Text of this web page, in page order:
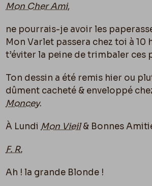
Mon Cher Ami,
ne pourrais-je avoir les
Mon Varlet passera chez toi à 10
t’éviter la peine de trimbaler ces
Ton dessin a été remis hier ou
dûment cacheté & enveloppé
Moncey.
À Lundi Mon Vieil& Bonnes
F. R.
Ah ! la grande Blonde !